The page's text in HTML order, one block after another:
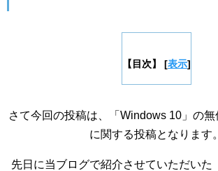
【目次】 [表示]
さて今回の投稿は、「Windows 10」の
に関する投稿となります。
先日に当ブログで紹介させていただいた